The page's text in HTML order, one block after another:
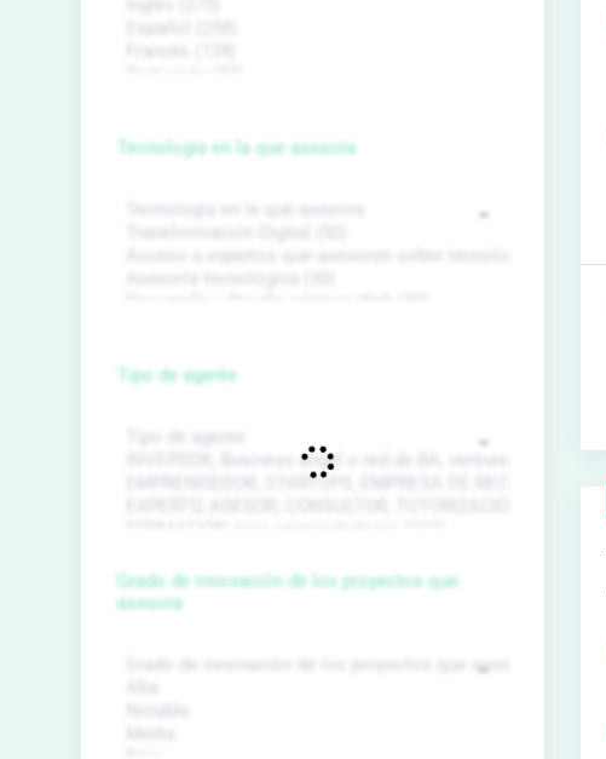
Tecnología en la que asesora
Tipo de agente
Grado de innovación de los proyectos que
asesora